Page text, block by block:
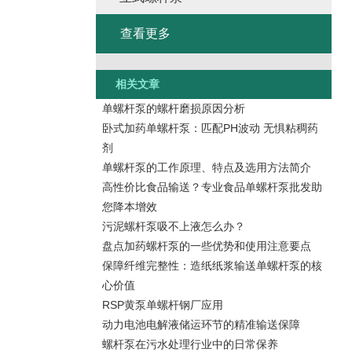
查看更多
相关文章
单螺杆泵的螺杆磨损原因分析
卧式加药单螺杆泵：匹配PH波动 无惧粘稠药
剂
单螺杆泵的工作原理、特点及选用方法简介
高性价比食品输送？专业食品单螺杆泵批发助
您降本增效
污泥螺杆泵吸不上液怎么办？
盘点加药螺杆泵的一些优势和使用注意要点
保障纤维完整性：造纸纸浆输送单螺杆泵的核
心价值
RSP黄泵单螺杆钢厂应用
动力电池电解液储运环节的精准输送保障
螺杆泵在污水处理行业中的日常保养